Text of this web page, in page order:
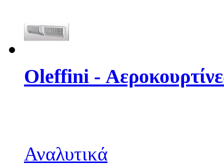
Oleffini -
Αναλυτικά